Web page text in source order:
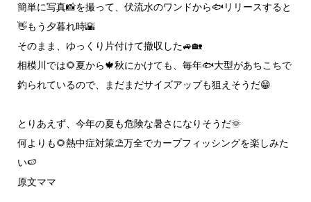
簡単に写真📸を撮って、伏流水のワンドから🐟️リリースすると
👋もう夕暮れ時🌇
そのまま、ゆっくり片付けて撤収した🚙🏡
相模川では🌻夏から🍁秋にかけても、毎年🐟️大型があちこちで
釣られているので、まだまだサイズアップも狙えそうだ😁
とりあえず、今年の夏も危険な暑さになりそうだ🌞
何よりも🌻熱中症対策⛱️万全でカープフィッシングを楽しみた
い🍉
原文ママ